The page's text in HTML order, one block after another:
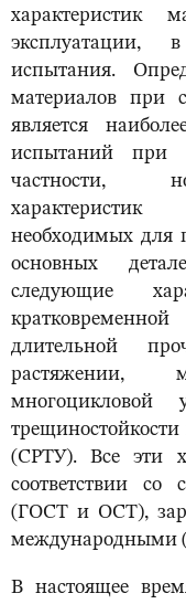
характеристик
эксплуатации,
испытания.
материалов при
является
испытаний при
частности,
характеристик
необходимых для
основных
следующие
длительной
(СРТУ). Все эти
соответствии со
(ГОСТ и ОСТ),
международными
В настоящее